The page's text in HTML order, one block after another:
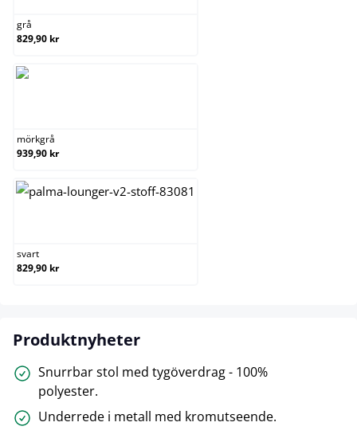
grå
829,90 kr
mörkgrå
939,90 kr
svart
829,90 kr
Produktnyheter
Snurrbar stol med tygöverdrag - 100%
polyester.
Underrede i metall med kromutseende.